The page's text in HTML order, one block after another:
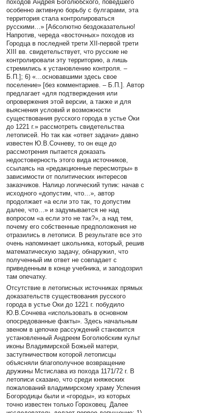
походов Андрея Боголюбского, поведшего
особенно активную борьбу с булгарами, эта
территория стала контролироваться
русскими…» [Абсолютно бездоказательно!
Напротив, череда «восточных» походов из
Городца в последней трети XII-первой трети
XIII вв. свидетельствует, что русские не
контролировали эту территорию, а лишь
стремились к установлению контроля. –
Б.П.]; 6) «…основавшими здесь свое
поселение» [без комментариев. – Б.П.]. Автор
предлагает «для подтверждения или
опровержения этой версии, а также и для
выяснения условий и возможности
существования русского города в устье Оки
до 1221 г.» рассмотреть свидетельства
летописей. Но так как «ответ задачи» давно
известен Ю.В.Сочневу, то он еще до
рассмотрения пытается доказать
недостоверность этого вида источников,
ссылаясь на «редакционные пересмотры» в
зависимости от политических интересов
заказчиков. Налицо логический тупик: начав с
исходного «допустим, что…», автор
продолжает «а если это так, то допустим
далее, что…» и задумывается не над
вопросом «а если это не так?», а над тем,
почему его собственные предположения не
отразились в летописи. В результате все это
очень напоминает школьника, который, решив
математическую задачу, обнаружил, что
полученный им ответ не совпадает с
приведенным в конце учебника, и заподозрил
там опечатку.
Отсутствие в летописных источниках прямых
доказательств существования русского
города в устье Оки до 1221 г. побудило
Ю.В.Сочнева «использовать в основном
опосредованные факты». Здесь начальным
звеном в цепочке рассуждений становится
установленный Андреем Боголюбским культ
иконы Владимирской Божьей матери,
заступничеством которой летописцы
объясняли благополучное возвращение
дружины Мстислава из похода 1171/72 г. В
летописи сказано, что среди княжеских
пожалований владимирскому храму Успения
Богородицы были и «городы», из которых
точно известен только Гороховец. Далее